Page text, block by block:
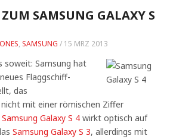
SAMSUNG GALAXY S
, SAMSUNG / 15 MRZ 2013
soweit: Samsung hat
Flaggschiff-
das
mit einer römischen Ziffer
Samsung Galaxy S 4wirkt optisch auf
Samsung Galaxy S 3, allerdings mit